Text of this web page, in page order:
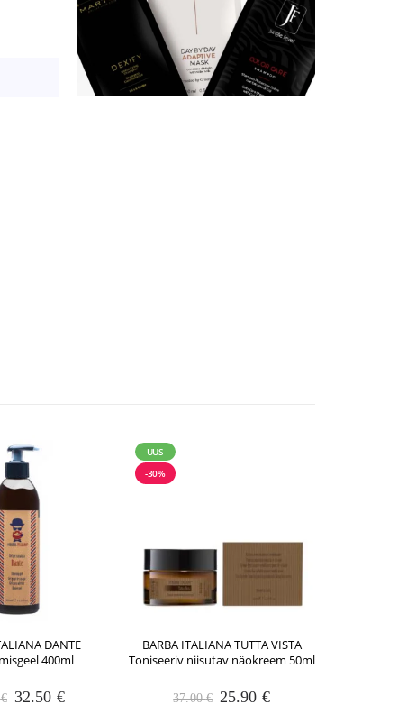
DANTE
400ml
€ Algne
32.50 €Praegune
UUS
-30%
BARBA ITALIANA TUTTA VISTA
Toniseeriv niisutav näokreem 50ml
37.00€ Algne
25.90 €Praegune